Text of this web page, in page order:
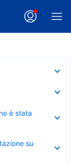
è stata
su